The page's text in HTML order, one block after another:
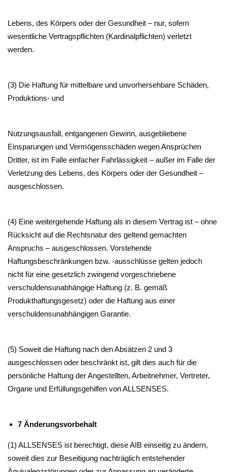
Lebens, des Körpers oder der Gesundheit – nur, sofern
wesentliche Vertragspflichten (Kardinalpflichten) verletzt
werden.
(3) Die Haftung für mittelbare und unvorhersehbare Schäden,
Produktions- und
Nutzungsausfall, entgangenen Gewinn, ausgebliebene
Einsparungen und Vermögensschäden wegen Ansprüchen
Dritter, ist im Falle einfacher Fahrlässigkeit – außer im Falle der
Verletzung des Lebens, des Körpers oder der Gesundheit –
ausgeschlossen.
(4) Eine weitergehende Haftung als in diesem Vertrag ist – ohne
Rücksicht auf die Rechtsnatur des geltend gemachten
Anspruchs – ausgeschlossen. Vorstehende
Haftungsbeschränkungen bzw. -ausschlüsse gelten jedoch
nicht für eine gesetzlich zwingend vorgeschriebene
verschuldensunabhängige Haftung (z. B. gemäß
Produkthaftungsgesetz) oder die Haftung aus einer
verschuldensunabhängigen Garantie.
(5) Soweit die Haftung nach den Absätzen 2 und 3
ausgeschlossen oder beschränkt ist, gilt dies auch für die
persönliche Haftung der Angestellten, Arbeitnehmer, Vertreter,
Organe und Erfüllungsgehilfen von ALLSENSES.
7 Änderungsvorbehalt
(1) ALLSENSES ist berechtigt, diese AIB einseitig zu ändern,
soweit dies zur Beseitigung nachträglich entstehender